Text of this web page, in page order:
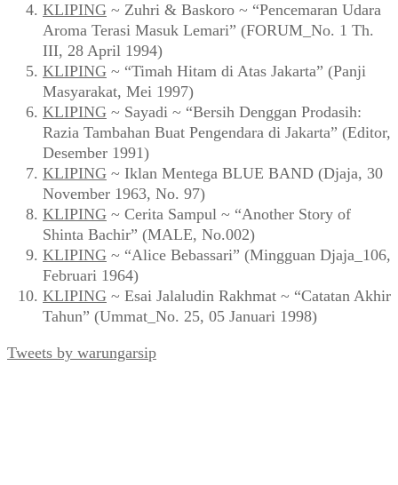
KLIPING ~ Zuhri & Baskoro ~ “Pencemaran Udara
Aroma Terasi Masuk Lemari” (FORUM_No. 1 Th.
III, 28 April 1994)
KLIPING ~ “Timah Hitam di Atas Jakarta” (Panji
Masyarakat, Mei 1997)
KLIPING ~ Sayadi ~ “Bersih Denggan Prodasih:
Razia Tambahan Buat Pengendara di Jakarta” (Editor,
Desember 1991)
KLIPING ~ Iklan Mentega BLUE BAND (Djaja, 30
November 1963, No. 97)
KLIPING ~ Cerita Sampul ~ “Another Story of
Shinta Bachir” (MALE, No.002)
KLIPING ~ “Alice Bebassari” (Mingguan Djaja_106,
Februari 1964)
KLIPING ~ Esai Jalaludin Rakhmat ~ “Catatan Akhir
Tahun” (Ummat_No. 25, 05 Januari 1998)
Tweets by warungarsip